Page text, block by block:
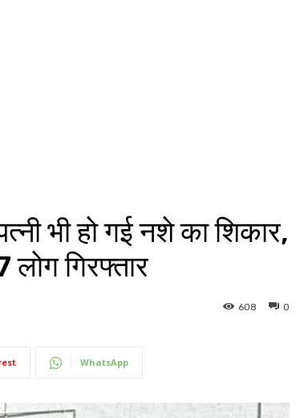
भी हाे गई नशे का शिकार,
गिरफ्तार
0
608
WhatsApp